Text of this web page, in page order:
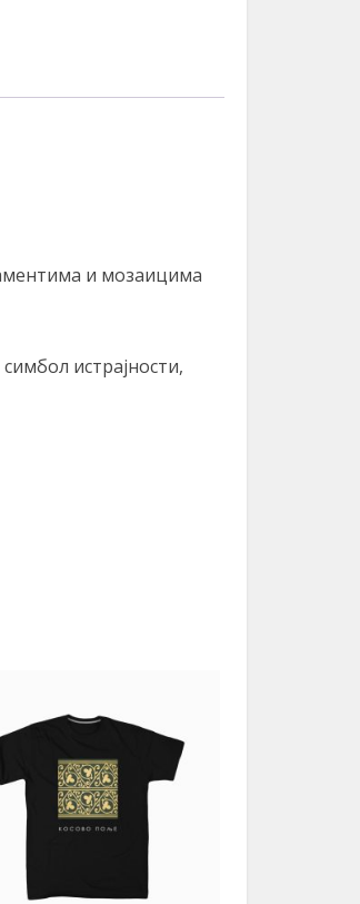
и мозаицима
истрајности,